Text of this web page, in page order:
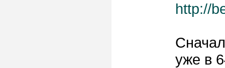
http://
уже в